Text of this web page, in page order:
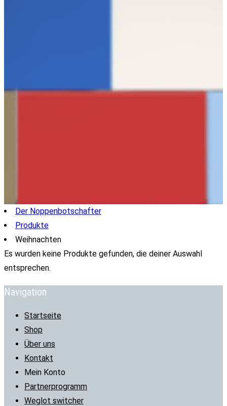
Der Noppenbotschafter
Produkte
Weihnachten
Es wurden keine Produkte gefunden, die deiner Auswahl
entsprechen.
Navigation
Startseite
Shop
Über uns
Kontakt
Mein Konto
Partnerprogramm
Weglot switcher